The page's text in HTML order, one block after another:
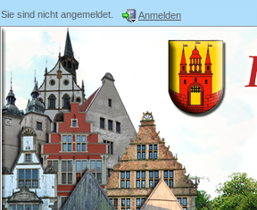
Sie sind nicht angemeldet. Anmelden